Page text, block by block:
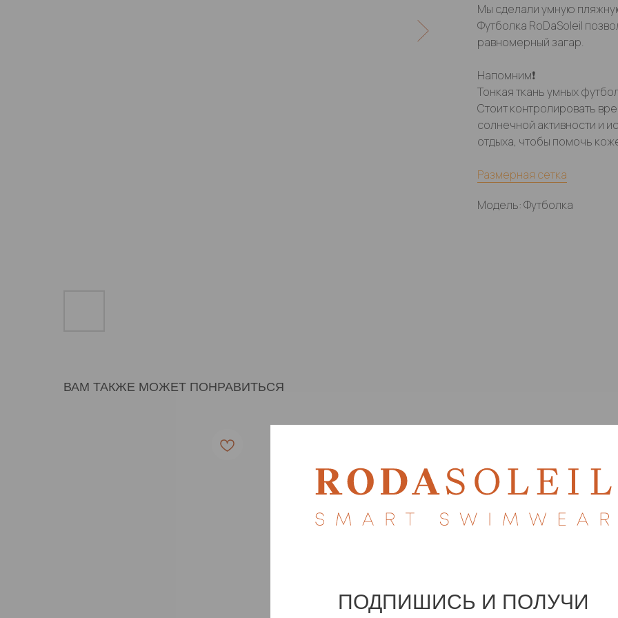
Мы сделали умную
Футболка RoDaSoleil
равномерный загар.
Напомним❗️
Тонкая ткань умных
Стоит контролировать
солнечной активности и
отдыха, чтобы помочь
Размерная сетка
Модель: Футболка
ВАМ ТАКЖЕ МОЖЕТ ПОНРАВИТЬСЯ
ПОДПИШИСЬ И ПОЛУЧИ